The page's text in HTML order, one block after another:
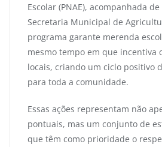
Escolar (PNAE), acompanhada
Secretaria Municipal de
programa garante merenda
mesmo tempo em que incentiva
locais, criando um ciclo positivo
para toda a comunidade.
Essas ações representam não
pontuais, mas um conjunto de
que têm como prioridade o